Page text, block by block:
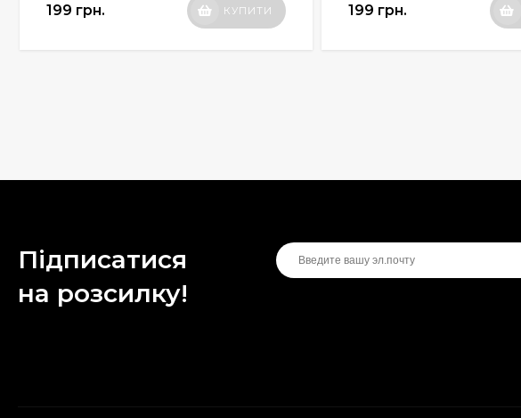
199 грн. КУПИТИ 199 грн.
Підписатися
на розсилку!